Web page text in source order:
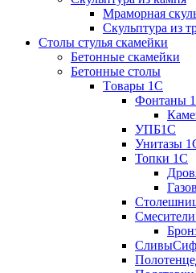
Мраморная
Скульптура из
Столы стулья скамейки
Бетонные скамейки
Бетонные столы
Tовары 1C
Фонтаны
УПБ1С
Унитазы
Топки 1С